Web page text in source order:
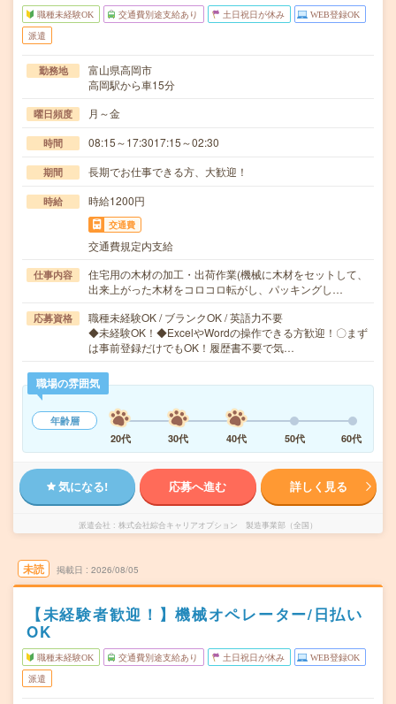
職種未経験OK 交通費別途支給あり 土日祝日が休み WEB登録OK
派遣
勤務地
富山県高岡市
高岡駅から車15分
曜日頻度 月～金
時間 08:15～17:3017:15～02:30
期間 長期でお仕事できる方、大歓迎！
時給 時給1200円
交通費
交通費規定内支給
仕事内容
住宅用の木材の加工・出荷作業(機械に木材をセットして、
出来上がった木材をコロコロ転がし、パッキングし…
応募資格
職種未経験OK / ブランクOK / 英語力不要
◆未経験OK！◆ExcelやWordの操作できる方歓迎！〇まず
は事前登録だけでもOK！履歴書不要で気…
職場の雰囲気
年齢層
20代
30代 40代 50代 60代
気になる! 応募へ進む 詳しく見る
派遣会社 株式会社綜合キャリアオプション 製造事業部（全国）
未読 掲載日 2026/08/05
【未経験者歓迎！】機械オペレーター/日払い
OK
職種未経験OK 交通費別途支給あり 土日祝日が休み WEB登録OK
派遣